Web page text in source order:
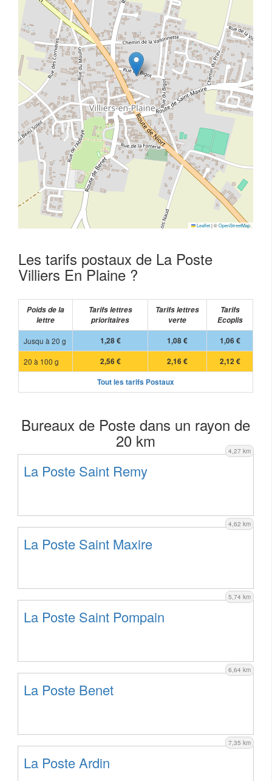
Leaflet|©OpenStreetMap
Les tarifs postaux de La Poste
Villiers En Plaine ?
Poids de la
lettre
Tarifs lettres
prioritaires
Tarifs lettres
verte
Tarifs
Ecoplis
Jusqu à 20 g
1,28 € 1,08 €
1,06 €
20 à 100 g
2,56 € 2,16 €
2,12 €
Tout les tarifs Postaux
Bureaux de Poste dans un rayon de
20 km 4,27 km
La Poste Saint Remy
4,62 km
La Poste Saint Maxire
5,74 km
La Poste Saint Pompain
6,64 km
La Poste Benet
7,35 km
La Poste Ardin